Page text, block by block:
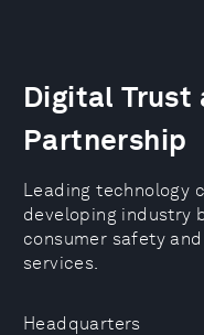
Headquarters
Digital Trust
Partnership
Leading technology
developing industry
consumer safety
services.